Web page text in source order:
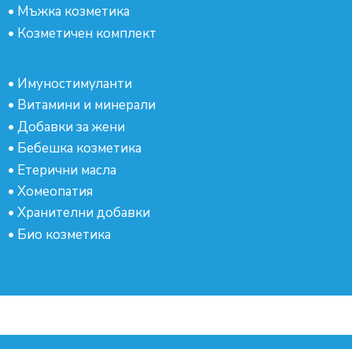
• Мъжка козметика
• Козметичен комплект
• Имуностимуланти
• Витамини и минерали
• Добавки за жени
• Бебешка козметика
• Етерични масла
• Хомеопатия
• Хранителни добавки
• Био козметика